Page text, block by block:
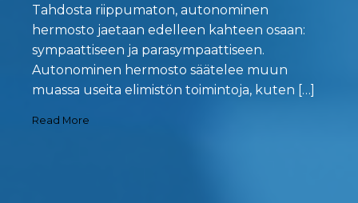
Tahdosta riippumaton, autonominen
hermosto jaetaan edelleen kahteen osaan:
sympaattiseen ja parasympaattiseen.
Autonominen hermosto säätelee muun
muassa useita elimistön toimintoja, kuten […]
Read More